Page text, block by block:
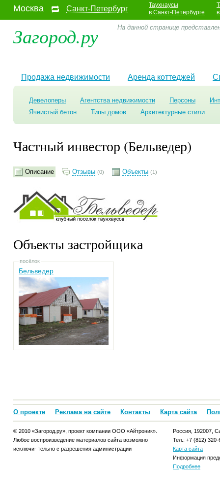
Москва Санкт-Петербург
Таухнаусы
в Санкт-Петербурге
Загород.ру На данной странице
Продажа недвижимости Аренда коттеджей
Девелоперы Агентства недвижимости Персоны
Ячеистый бетон
Типы домов Архитектурные стили
Частный инвестор (Бельведер)
Описание Отзывы (0) Объекты (1)
Объекты застройщика
посёлок
Бельведер
О проекте Реклама на сайте Контакты Карта сайта
© 2010 «Загород.ру», проект компании ООО «Айтроник».
Любое воспроизведение материалов сайта возможно
исключи- тельно с разрешения администрации
Россия, 192007,
Тел.: +7 (812) 320-
Карта сайта
Информация
Подробнее